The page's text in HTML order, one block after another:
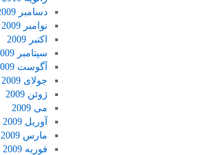
دسامبر 2009
نوامبر 2009
اکتبر 2009
سپتامبر 2009
آگوست 2009
جولای 2009
ژوئن 2009
می 2009
آوریل 2009
مارس 2009
فوریه 2009